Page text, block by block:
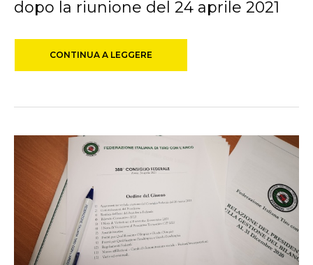
dopo la riunione del 24 aprile 2021
CONTINUA A LEGGERE